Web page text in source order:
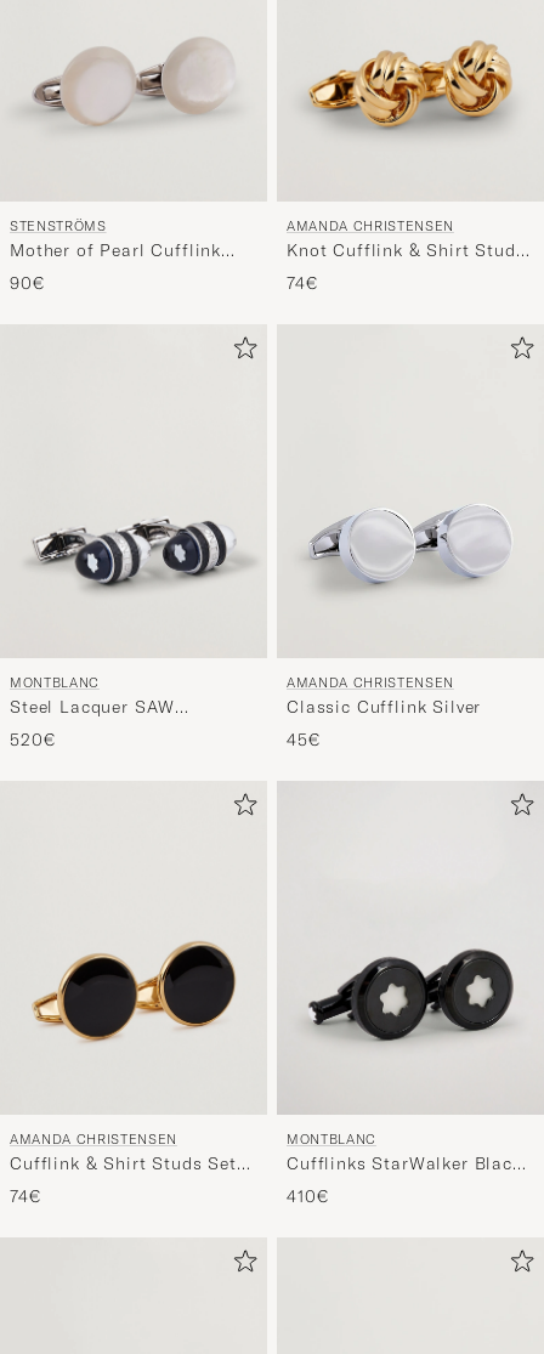
STENSTRÖMS
Mother of Pearl Cufflink
White
90€
AMANDA CHRISTENSEN
Knot Cufflink & Shirt Studs
Set Gold
74€
MONTBLANC
Steel Lacquer SAW
Cufflinks
520€
AMANDA CHRISTENSEN
Classic Cufflink Silver
45€
AMANDA CHRISTENSEN
Cufflink & Shirt Studs Set
Black/Gold
74€
MONTBLANC
Cufflinks StarWalker Black
Cosmos
410€